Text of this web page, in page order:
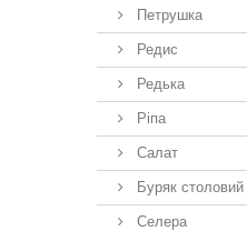
Петрушка
Редис
Редька
Ріпа
Салат
Буряк столовий
Селера